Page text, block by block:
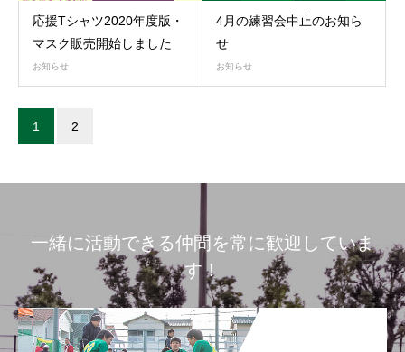
応援Tシャツ2020年度版・
マスク販売開始しました
お知らせ
4月の練習会中止のお知ら
せ
お知らせ
1 2
一緒に活動できる仲間を常に歓迎していま
す！